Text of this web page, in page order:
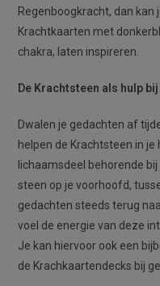
Regenboogkracht, dan kan
Krachtkaarten met
chakra, laten inspireren.
De Krachtsteen als hulp
Dwalen je gedachten af
helpen de Krachtsteen in
lichaamsdeel behorende
steen op je voorhoofd,
gedachten steeds terug
voel de energie van deze
Je kan hiervoor ook een
de Krachkaartendecks bij